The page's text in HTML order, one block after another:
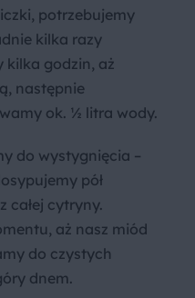
potrzebujemy
kilka razy
kilka godzin, aż
następnie
ok. ½ litra wody.
do wystygnięcia –
pół
całej cytryny.
aż nasz miód
do czystych
dnem.